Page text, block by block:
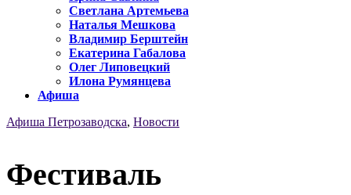
Светлана Артемьева
Наталья Мешкова
Владимир Берштейн
Екатерина Габалова
Олег Липовецкий
Илона Румянцева
Афиша
Афиша Петрозаводска, Новости
Фестиваль